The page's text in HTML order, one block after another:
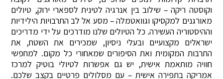
וקוסטה ריקה – שילוב בין אנרגיה לטינית לספארי ירוק, טיולים
מאורגנים למקסיקו וגוואטמלה – מסע אל לב התרבויות הילידיות
וההיסטוריה העשירה. כל הטיולים שלנו מודרכים על ידי מדריכים
ישראלים מקצועיים ובעלי ניסיון, שמכירים את השטח, את
התרבות המקומית ואת הסיפורים שמאחורי כל מקום. למחפשי
חוויה מותאמת אישית, יש גם אפשרות לטיולי בוטיק למרכז
אמריקה בתפירה אישית – עם מסלולים פרטיים בקצב שלכם.